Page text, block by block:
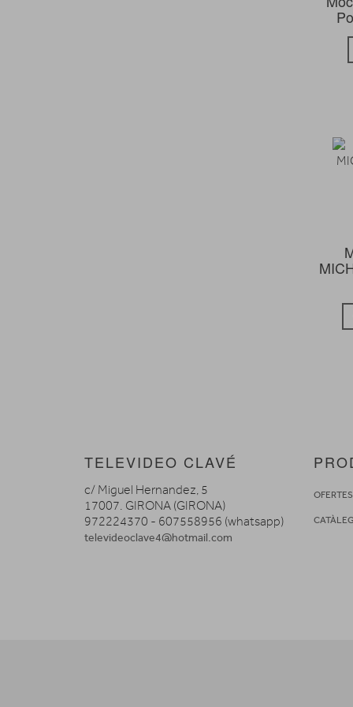
TELEVIDEO CLAVÉ
c/ Miguel Hernandez, 5
17007. GIRONA (GIRONA)
972224370 - 607558956 (whatsapp)
televideoclave4@hotmail.com
OFERTES